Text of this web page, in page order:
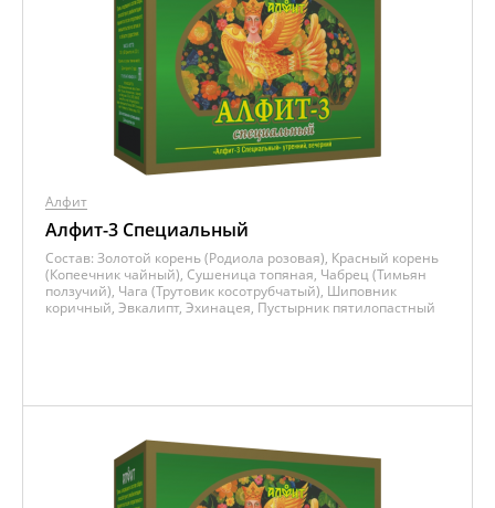
Алфит
Алфит-3 Специальный
Состав: Золотой корень (Родиола розовая), Красный корень
(Копеечник чайный), Сушеница топяная, Чабрец (Тимьян
ползучий), Чага (Трутовик косотрубчатый), Шиповник
коричный, Эвкалипт, Эхинацея, Пустырник пятилопастный